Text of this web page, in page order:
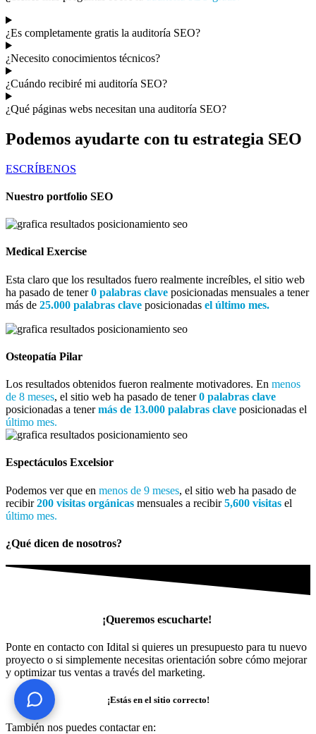
¿Es completamente gratis la auditoría SEO?
¿Necesito conocimientos técnicos?
¿Cuándo recibiré mi auditoría SEO?
¿Qué páginas webs necesitan una auditoría SEO?
Podemos ayudarte con tu estrategia SEO
ESCRÍBENOS
Nuestro portfolio SEO
Medical Exercise
Esta claro que los resultados fuero realmente increíbles, el sitio web
ha pasado de tener0 palabras clave posicionadas mensuales a tener
más de 25.000 palabras clave posicionadas el último mes.
Osteopatía Pilar
Los resultados obtenidos fueron realmente motivadores. En menos
de 8 meses, el sitio web ha pasado de tener0 palabras clave
posicionadas a tenermás de 13.000 palabras clave posicionadas el
último mes.
Espectáculos Excelsior
Podemos ver que en menos de 9 meses, el sitio web ha pasado de
recibir200 visitas orgánicas mensuales a recibir5,600 visitas el
último mes.
¿Qué dicen de nosotros?
¡Queremos escucharte!
Ponte en contacto con Idital si quieres un presupuesto para tu nuevo
proyecto o si simplemente necesitas orientación sobre cómo mejorar
y optimizar tus ventas a través del marketing.
¡Estás en el sitio correcto!
También nos puedes contactar en:
¿Te ayudo? Pregúntame lo que quieras